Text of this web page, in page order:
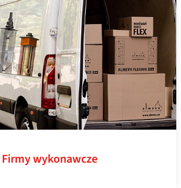
Firmy wykonawcze